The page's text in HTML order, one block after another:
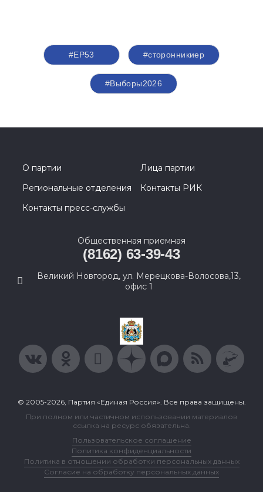
#ЕР53 #сторонникиер
#Выборы2026
О партии
Лица партии
Региональные отделения
Контакты РИК
Контакты пресс-службы
Общественная приемная
(8162) 63-39-43
Великий Новгород, ул. Мерецкова-Волосова,13,
офис 1
© 2005-2026, Партия «Единая Россия». Все права защищены.
При полном или частичном использовании материалов
ссылка на ресурс обязательна.
Пользовательское соглашение
Политика конфиденциальности
Политика в отношении обработки персональных данных
Согласие на обработку персональных данных